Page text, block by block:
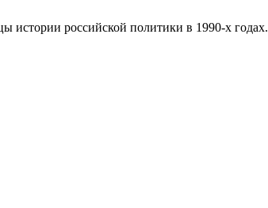
российской политики в 1990-х годах.